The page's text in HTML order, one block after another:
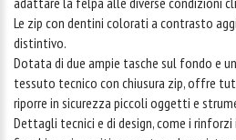
Le zip con dentini colorati a contrasto
distintivo.
Dotata di due ampie tasche sul fondo e
tessuto tecnico con chiusura zip, offre
riporre in sicurezza piccoli oggetti e
Dettagli tecnici e di design, come i